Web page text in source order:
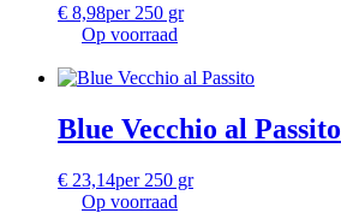
€ 8,98per 250 gr
Op voorraad
Blue Vecchio al Passito
€ 23,14per 250 gr
Op voorraad